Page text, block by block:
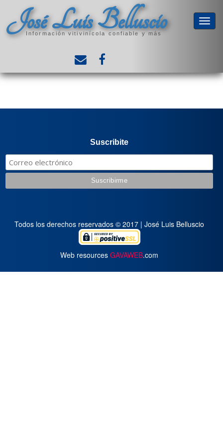
José Luis Belluscio
Información vitivinícola confiable y más
Suscribite
Todos los derechos reservados © 2017 | José Luis Belluscio
Web resources GAVAWEB.com